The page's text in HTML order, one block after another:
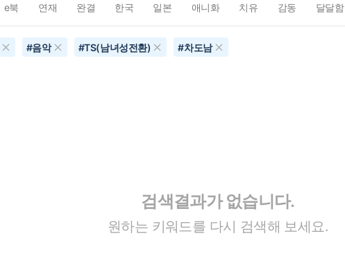
e북 연재 완결 한국 일본 애니화 치유 감동 달달함
#음악 #TS(남녀성전환) #차도남
검색결과가 없습니다.
원하는 키워드를 다시 검색해 보세요.